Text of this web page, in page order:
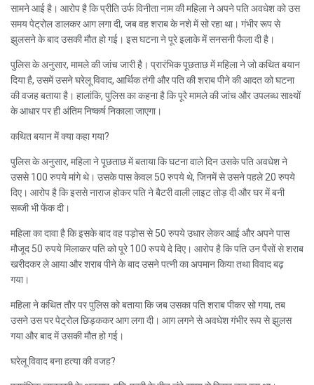
सामने आई है। आरोप है कि प्रीति उर्फ विनीता नाम की महिला ने अपने पति अवधेश को उस
समय पेट्रोल डालकर आग लगा दी, जब वह शराब के नशे में सो रहा था। गंभीर रूप से
झुलसने के बाद उसकी मौत हो गई। इस घटना ने पूरे इलाके में सनसनी फैला दी है।
पुलिस के अनुसार, मामले की जांच जारी है। प्रारंभिक पूछताछ में महिला ने जो कथित बयान
दिया है, उसमें उसने घरेलू विवाद, आर्थिक तंगी और पति की शराब पीने की आदत को घटना
की वजह बताया है। हालांकि, पुलिस का कहना है कि पूरे मामले की जांच और उपलब्ध साक्ष्यों
के आधार पर ही अंतिम निष्कर्ष निकाला जाएगा।
कथित बयान में क्या कहा गया?
पुलिस के अनुसार, महिला ने पूछताछ में बताया कि घटना वाले दिन उसके पति अवधेश ने
उससे 100 रुपये मांगे थे। उसके पास केवल 50 रुपये थे, जिनमें से उसने पहले 20 रुपये
दिए। आरोप है कि इससे नाराज होकर पति ने बैटरी वाली लाइट तोड़ दी और घर में बनी
सब्जी भी फेंक दी।
महिला का दावा है कि इसके बाद वह पड़ोस से 50 रुपये उधार लेकर आई और अपने पास
मौजूद 50 रुपये मिलाकर पति को पूरे 100 रुपये दे दिए। आरोप है कि पति उन पैसों से शराब
खरीदकर ले आया और शराब पीने के बाद उसने पत्नी का अपमान किया तथा विवाद बढ़
गया।
महिला ने कथित तौर पर पुलिस को बताया कि जब उसका पति शराब पीकर सो गया, तब
उसने उस पर पेट्रोल छिड़ककर आग लगा दी। आग लगने से अवधेश गंभीर रूप से झुलस
गया और बाद में उसकी मौत हो गई।
घरेलू विवाद बना हत्या की वजह?